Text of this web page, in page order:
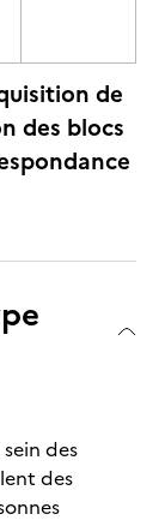
de
des blocs
des
des